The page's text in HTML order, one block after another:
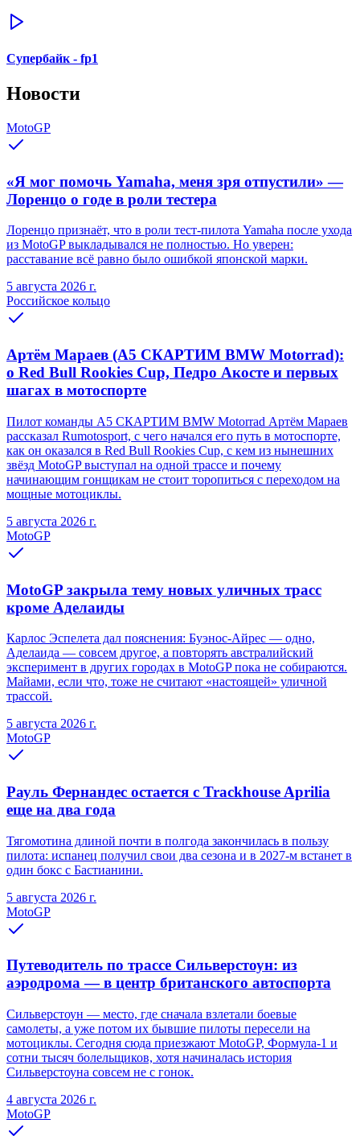
Супербайк - fp1
Новости
MotoGP
«Я мог помочь Yamaha, меня зря отпустили» —
Лоренцо о годе в роли тестера
Лоренцо признаёт, что в роли тест-пилота Yamaha после ухода
из MotoGP выкладывался не полностью. Но уверен:
расставание всё равно было ошибкой японской марки.
5 августа 2026 г.
Российское кольцо
Артём Мараев (A5 СКАРТИМ BMW Motorrad):
о Red Bull Rookies Cup, Педро Акосте и первых
шагах в мотоспорте
Пилот команды A5 СКАРТИМ BMW Motorrad Артём Мараев
рассказал Rumotosport, с чего начался его путь в мотоспорте,
как он оказался в Red Bull Rookies Cup, с кем из нынешних
звёзд MotoGP выступал на одной трассе и почему
начинающим гонщикам не стоит торопиться с переходом на
мощные мотоциклы.
5 августа 2026 г.
MotoGP
MotoGP закрыла тему новых уличных трасс
кроме Аделаиды
Карлос Эспелета дал пояснения: Буэнос-Айрес — одно,
Аделаида — совсем другое, а повторять австралийский
эксперимент в других городах в MotoGP пока не собираются.
Майами, если что, тоже не считают «настоящей» уличной
трассой.
5 августа 2026 г.
MotoGP
Рауль Фернандес остается с Trackhouse Aprilia
еще на два года
Тягомотина длиной почти в полгода закончилась в пользу
пилота: испанец получил свои два сезона и в 2027-м встанет в
один бокс с Бастианини.
5 августа 2026 г.
MotoGP
Путеводитель по трассе Сильверстоун: из
аэродрома — в центр британского автоспорта
Сильверстоун — место, где сначала взлетали боевые
самолеты, а уже потом их бывшие пилоты пересели на
мотоциклы. Сегодня сюда приезжают MotoGP, Формула-1 и
сотни тысяч болельщиков, хотя начиналась история
Сильверстоуна совсем не с гонок.
4 августа 2026 г.
MotoGP